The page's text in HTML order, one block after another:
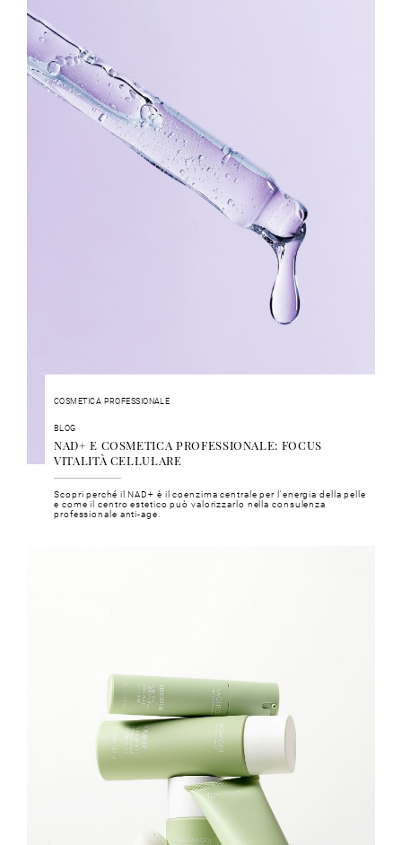
COSMETICA PROFESSIONALE
BLOG
NAD+ E COSMETICA PROFESSIONALE: FOCUS
VITALITÀ CELLULARE
Scopri perché il NAD+ è il coenzima centrale per l'energia della pelle
e come il centro estetico può valorizzarlo nella consulenza
professionale anti-age.